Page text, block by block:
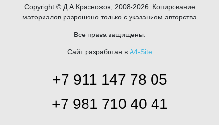
Copyright © Д.А.Красножон, 2008-2026. Копирование
материалов разрешено только с указанием авторства
Все права защищены.
Сайт разработан в A4-Site
+7 911 147 78 05
+7 981 710 40 41